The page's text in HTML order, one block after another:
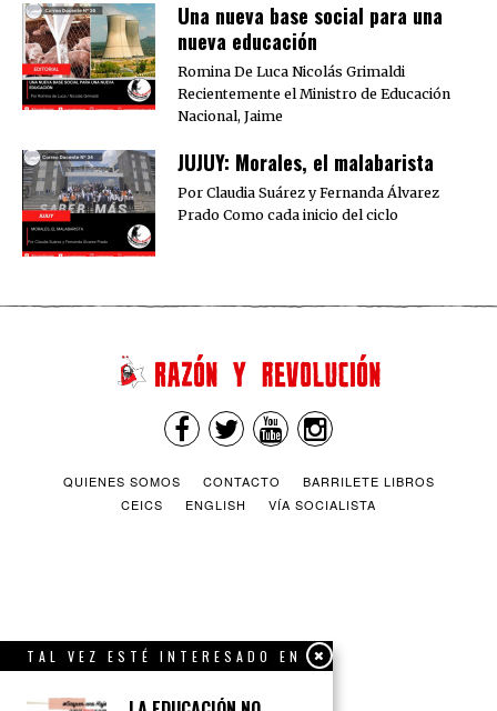
Una nueva base social para una
nueva educación
Romina De Luca Nicolás Grimaldi
Recientemente el Ministro de Educación
Nacional, Jaime
JUJUY: Morales, el malabarista
Por Claudia Suárez y Fernanda Álvarez
Prado Como cada inicio del ciclo
QUIENES SOMOS CONTACTO
BARRILETE LIBROS
CEICS
ENGLISH VÍA SOCIALISTA
TAL VEZ ESTÉ INTERESADO EN